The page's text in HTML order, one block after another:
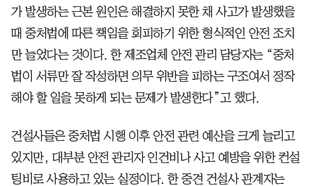
가 발생하는 근본 원인은 해결하지 못한 채 사고가 발생했을
때 중처법에 따른 책임을 회피하기 위한 형식적인 안전 조치
만 늘었다는 것이다. 한 제조업체 안전 관리 담당자는 “중처
법이 서류만 잘 작성하면 의무 위반을 피하는 구조여서 정작
해야 할 일을 못하게 되는 문제가 발생한다”고 했다.
건설사들은 중처법 시행 이후 안전 관련 예산을 크게 늘리고
있지만, 대부분 안전 관리자 인건비나 사고 예방을 위한 컨설
팅비로 사용하고 있는 실정이다. 한 중견 건설사 관계자는